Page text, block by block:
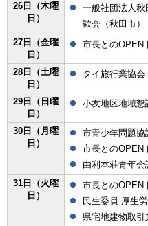
26日（木曜
日）
一般社団法人
歓会（秋田市）
27日（金曜
日）
市長とのOPEN
28日（土曜
日）
タイ旅行業協
29日（日曜
日）
小友地区地域懇
30日（月曜
日）
市青少年問題協
市長とのOPEN
由利本荘青年
31日（火曜
日）
市長とのOPEN
民生委員 厚生
県宅地建物取